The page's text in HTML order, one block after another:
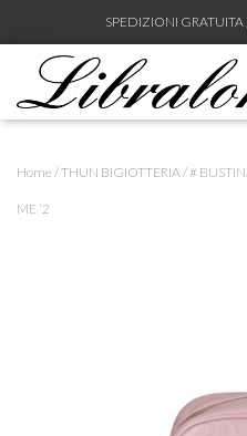
SPEDIZIONI
Home /THUN BIGIOTTERIA/ #
ME ‘2